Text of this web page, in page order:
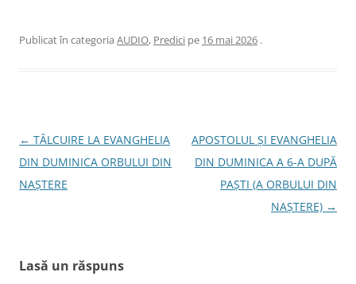
Publicat în categoria AUDIO, Predici pe 16 mai 2026 .
Navigare
în
articole
← TÂLCUIRE LA EVANGHELIA
DIN DUMINICA ORBULUI DIN
NAŞTERE
APOSTOLUL ȘI EVANGHELIA
DIN DUMINICA A 6-A DUPĂ
PAŞTI (A ORBULUI DIN
NAŞTERE) →
Lasă un răspuns